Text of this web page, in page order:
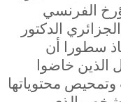
الفرنسي
الدكتور
سطورا أن
الذين خاضوا
وتمحيص محتوياتها